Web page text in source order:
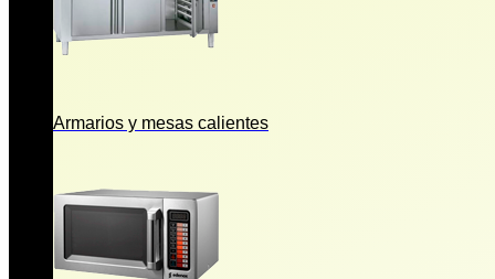
Armarios y mesas calientes